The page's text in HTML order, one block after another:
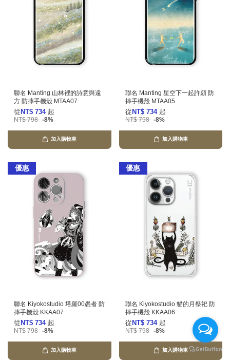
聯名 Manting 山林裡的詩意與遠
方 防摔手機殼 MTAA07
從 NT$ 734 起
NT$ 798 -8%
加入購物車
聯名 Manting 星空下一起許願 防
摔手機殼 MTAA05
從 NT$ 734 起
NT$ 798 -8%
加入購物車
優惠
聯名 Kiyokostudio 塔羅00愚者 防
摔手機殼 KKAA07
從 NT$ 734 起
NT$ 798 -8%
加入購物車
優惠
聯名 Kiyokostudio 貓的月祭祀 防
摔手機殼 KKAA06
從 NT$ 734 起
NT$ 798 -8%
加入購物車